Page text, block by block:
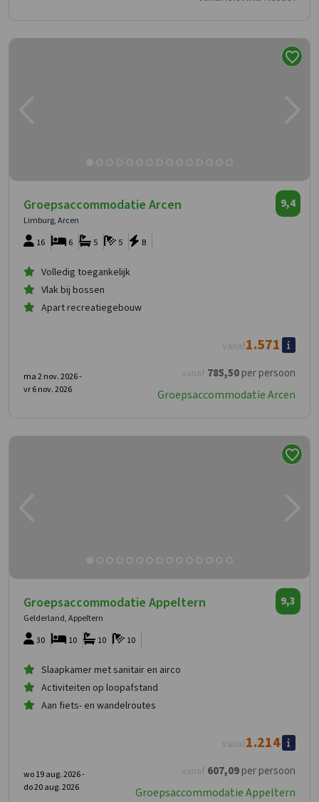
Groepsaccommodatie Arcen
Limburg, Arcen
9,4
16 5
5 B
6
Volledig toegankelijk
Vlak bij bossen
Apart recreatiegebouw
vanaf 785,50per persoon
vanaf1.571
ma 2 nov. 2026 -
vr 6 nov. 2026
Groepsaccommodatie Arcen
Groepsaccommodatie Appeltern
Gelderland, Appeltern
9,3
30 10
10
10
Slaapkamer met sanitair en airco
Activiteiten op loopafstand
Aan fiets- en wandelroutes
vanaf 607,09per persoon
vanaf1.214
wo 19 aug. 2026 -
do 20 aug. 2026
Groepsaccommodatie Appeltern